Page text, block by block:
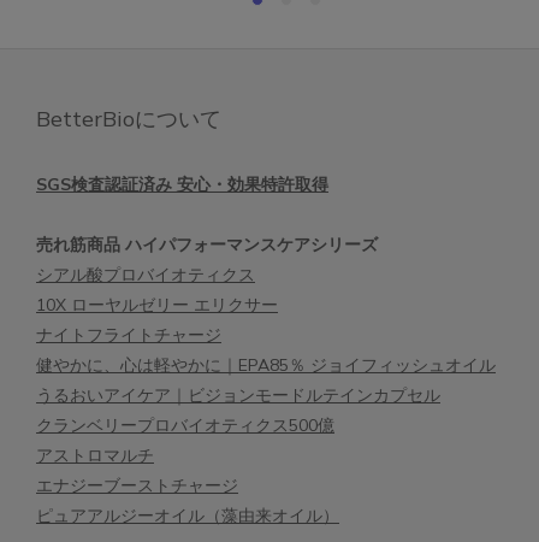
BetterBioについて
SGS検査認証済み 安心・効果特許取得
売れ筋商品 ハイパフォーマンスケアシリーズ
シアル酸プロバイオティクス
10X ローヤルゼリー エリクサー
ナイトフライトチャージ
健やかに、心は軽やかに｜EPA85％ ジョイフィッシュオイル
うるおいアイケア｜ビジョンモードルテインカプセル
クランベリープロバイオティクス500億
アストロマルチ
エナジーブーストチャージ
ピュアアルジーオイル（藻由来オイル）